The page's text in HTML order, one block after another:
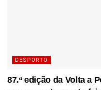
DESPORTO
87.ª edição da Volta a